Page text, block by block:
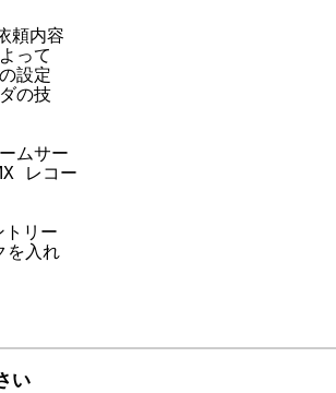
頼内容
って
設定
の技
ムサー
レコー
リー
を入れ
い